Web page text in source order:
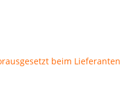
beim Lieferanten